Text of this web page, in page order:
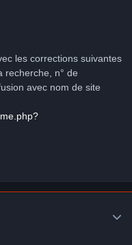
les corrections suivantes
recherche, n° de
avec nom de site